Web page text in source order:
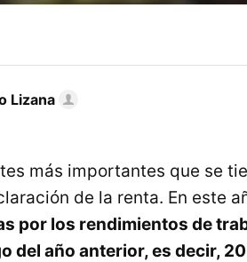
Lizana
más importantes que se
de la renta. En este
por los rendimientos de
del año anterior, es decir,